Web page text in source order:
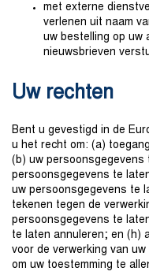
met externe
verlenen uit naam
uw bestelling op uw
nieuwsbrieven
Uw rechten
Bent u gevestigd in de
u het recht om: (a)
(b) uw
persoonsgegevens te
uw persoonsgegevens te
tekenen tegen de
persoonsgegevens te
te laten annuleren; en (h)
voor de verwerking van
om uw toestemming te